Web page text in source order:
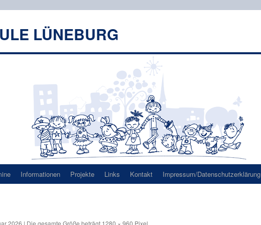
LÜNEBURG
Informationen Projekte Links Kontakt Impressum/Datenschutzerklärung
2026 | Die gesamte Größe beträgt 1280 × 960 Pixel